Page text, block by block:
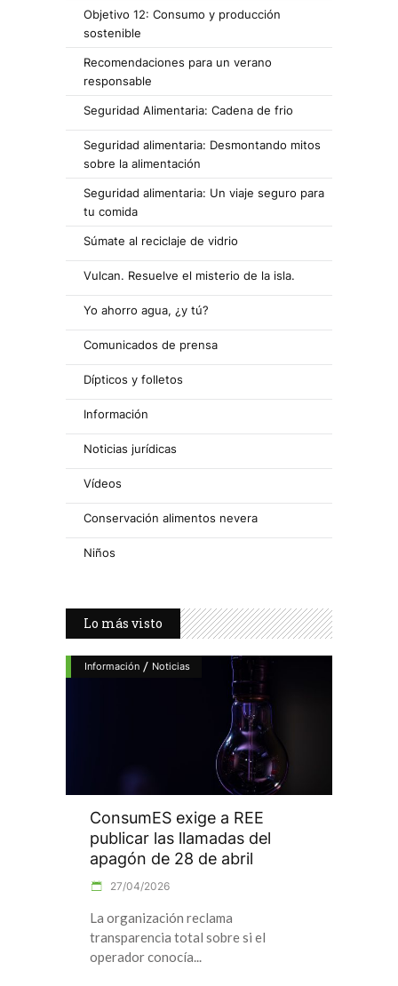
Objetivo 12: Consumo y producción
sostenible
Recomendaciones para un verano
responsable
Seguridad Alimentaria: Cadena de frio
Seguridad alimentaria: Desmontando mitos
sobre la alimentación
Seguridad alimentaria: Un viaje seguro para
tu comida
Súmate al reciclaje de vidrio
Vulcan. Resuelve el misterio de la isla.
Yo ahorro agua, ¿y tú?
Comunicados de prensa
Dípticos y folletos
Información
Noticias jurídicas
Vídeos
Conservación alimentos nevera
Niños
Lo más visto
Información / Noticias
ConsumES exige a REE
publicar las llamadas del
apagón de 28 de abril
27/04/2026
La organización reclama
transparencia total sobre si el
operador conocía